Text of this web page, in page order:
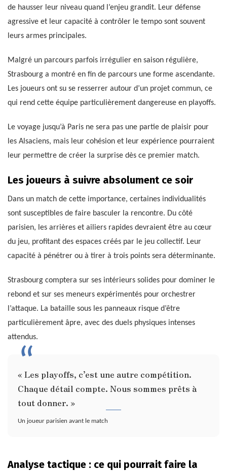
de hausser leur niveau quand l’enjeu grandit. Leur défense
agressive et leur capacité à contrôler le tempo sont souvent
leurs armes principales.
Malgré un parcours parfois irrégulier en saison régulière,
Strasbourg a montré en fin de parcours une forme ascendante.
Les joueurs ont su se resserrer autour d’un projet commun, ce
qui rend cette équipe particulièrement dangereuse en playoffs.
Le voyage jusqu’à Paris ne sera pas une partie de plaisir pour
les Alsaciens, mais leur cohésion et leur expérience pourraient
leur permettre de créer la surprise dès ce premier match.
Les joueurs à suivre absolument ce soir
Dans un match de cette importance, certaines individualités
sont susceptibles de faire basculer la rencontre. Du côté
parisien, les arrières et ailiers rapides devraient être au cœur
du jeu, profitant des espaces créés par le jeu collectif. Leur
capacité à pénétrer ou à tirer à trois points sera déterminante.
Strasbourg comptera sur ses intérieurs solides pour dominer le
rebond et sur ses meneurs expérimentés pour orchestrer
l’attaque. La bataille sous les panneaux risque d’être
particulièrement âpre, avec des duels physiques intenses
attendus.
« Les playoffs, c’est une autre compétition.
Chaque détail compte. Nous sommes prêts à
tout donner. »
Un joueur parisien avant le match
Analyse tactique : ce qui pourrait faire la